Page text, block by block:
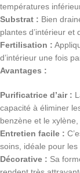
températures
Substrat : Bien
plantes d’intérieur et
Fertilisation :
d’intérieur une fois
Avantages :
Purificatrice d’air :
capacité à éliminer
benzène et le
Entretien facile :
soins, idéale pour
Décorative : Sa